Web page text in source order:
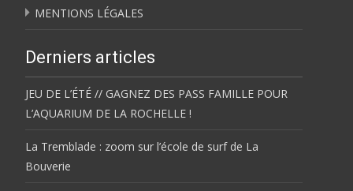
MENTIONS LÉGALES
Derniers articles
JEU DE L’ÉTÉ // GAGNEZ DES PASS FAMILLE POUR
L’AQUARIUM DE LA ROCHELLE !
La Tremblade : zoom sur l’école de surf de La
Bouverie